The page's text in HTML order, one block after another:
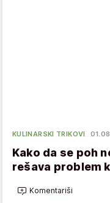
KULINARSKI TRIKOVI
Kako da se poh
rešava problem
Komentariši